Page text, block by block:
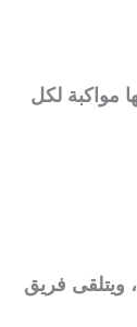
مواكبة لكل
، ويتلقى فريق